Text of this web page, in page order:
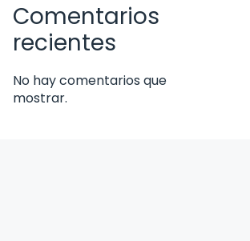
Comentarios
recientes
No hay comentarios que
mostrar.